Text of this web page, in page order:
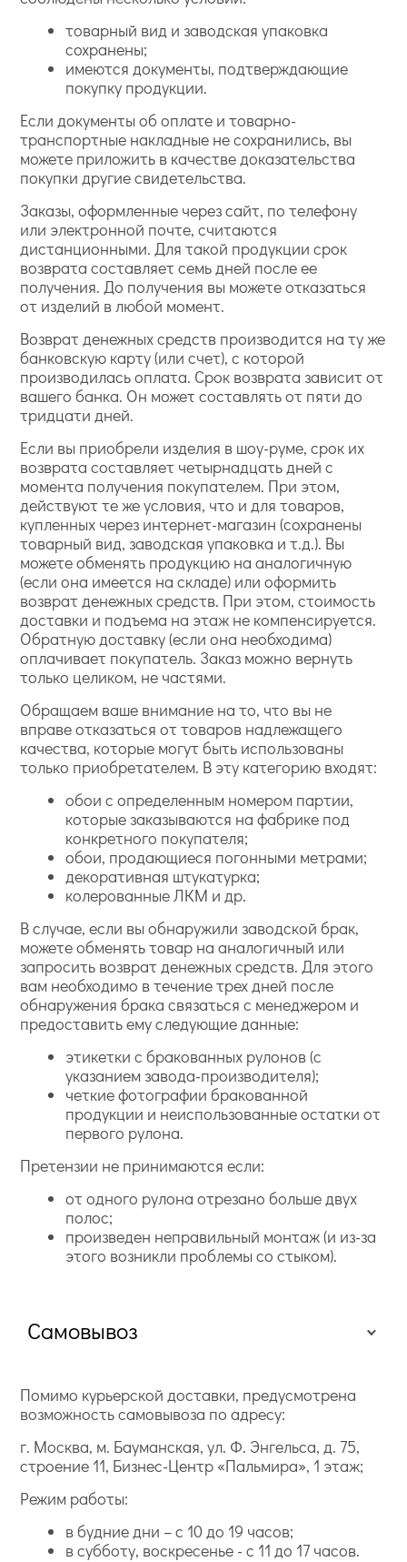
товарный вид и заводская упаковка
сохранены;
имеются документы, подтверждающие
покупку продукции.
Если документы об оплате и товарно-
транспортные накладные не сохранились, вы
можете приложить в качестве доказательства
покупки другие свидетельства.
Заказы, оформленные через сайт, по телефону
или электронной почте, считаются
дистанционными. Для такой продукции срок
возврата составляет семь дней после ее
получения. До получения вы можете отказаться
от изделий в любой момент.
Возврат денежных средств производится на ту же
банковскую карту (или счет), с которой
производилась оплата. Срок возврата зависит от
вашего банка. Он может составлять от пяти до
тридцати дней.
Если вы приобрели изделия в шоу-руме, срок их
возврата составляет четырнадцать дней с
момента получения покупателем. При этом,
действуют те же условия, что и для товаров,
купленных через интернет-магазин (сохранены
товарный вид, заводская упаковка и т.д.). Вы
можете обменять продукцию на аналогичную
(если она имеется на складе) или оформить
возврат денежных средств. При этом, стоимость
доставки и подъема на этаж не компенсируется.
Обратную доставку (если она необходима)
оплачивает покупатель. Заказ можно вернуть
только целиком, не частями.
Обращаем ваше внимание на то, что вы не
вправе отказаться от товаров надлежащего
качества, которые могут быть использованы
только приобретателем. В эту категорию входят:
обои с определенным номером партии,
которые заказываются на фабрике под
конкретного покупателя;
обои, продающиеся погонными метрами;
декоративная штукатурка;
колерованные ЛКМ и др.
В случае, если вы обнаружили заводской брак,
можете обменять товар на аналогичный или
запросить возврат денежных средств. Для этого
вам необходимо в течение трех дней после
обнаружения брака связаться с менеджером и
предоставить ему следующие данные:
этикетки с бракованных рулонов (с
указанием завода-производителя);
четкие фотографии бракованной
продукции и неиспользованные остатки от
первого рулона.
Претензии не принимаются если:
от одного рулона отрезано больше двух
полос;
произведен неправильный монтаж (и из-за
этого возникли проблемы со стыком).
Самовывоз
Помимо курьерской доставки, предусмотрена
возможность самовывоза по адресу:
г. Москва, м. Бауманская, ул. Ф. Энгельса, д. 75,
строение 11, Бизнес-Центр «Пальмира», 1 этаж;
Режим работы:
в будние дни – с 10 до 19 часов;
в субботу, воскресенье - с 11 до 17 часов.